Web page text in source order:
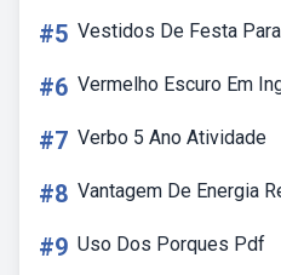
#5 Vestidos De Festa
#6 Vermelho Escuro Em
#7 Verbo 5 Ano Atividade
#8 Vantagem De Energia
#9 Uso Dos Porques Pdf